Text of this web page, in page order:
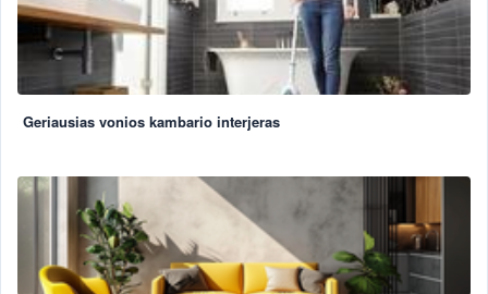
Geriausias vonios kambario interjeras